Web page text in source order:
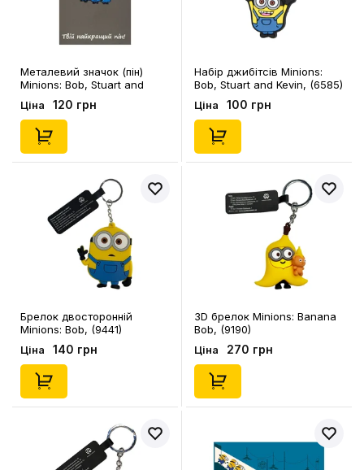
Металевий значок (пін)
Minions: Bob, Stuart and
Kevin, (14453)
Ціна 120 грн
Набір джибітсів Minions:
Bob, Stuart and Kevin, (6585)
Ціна 100 грн
Брелок двосторонній
Minions: Bob, (9441)
Ціна 140 грн
3D брелок Minions: Bananа
Bob, (9190)
Ціна 270 грн